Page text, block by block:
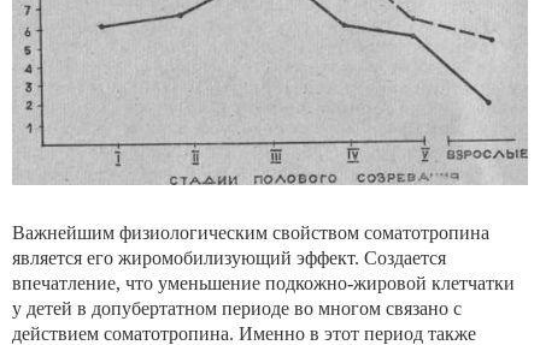
Важнейшим физиологическим свойством соматотропина
является его жиромобилизующий эффект. Создает­ся
впечатление, что уменьшение подкожно-жировой клет­чатки
у детей в допубертатном периоде во многом связано с
действием соматотропина. Именно в этот период также